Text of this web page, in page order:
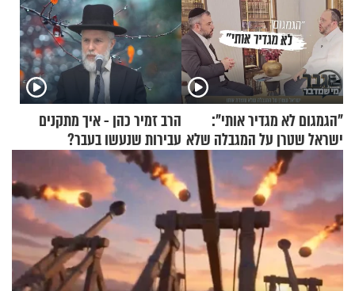
"הגמגום לא מגדיר אותי":
ישראל שטרן על המגבלה שלא
עוצרת אותו
הרב זמיר כהן - איך מתקנים
עבירות שנעשו בעבר?